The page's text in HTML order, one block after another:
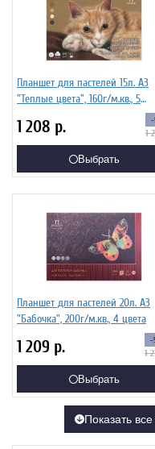
Планшет для пастелей 15л. А3
"Теплые цвета", 160г/м.кв., 5
1 208 р. -
1
Выбрать
Планшет для пастелей 20л. А3
"Бабочка", 200г/м.кв., 4 цвета
1 209 р. -
1
Выбрать
Показать